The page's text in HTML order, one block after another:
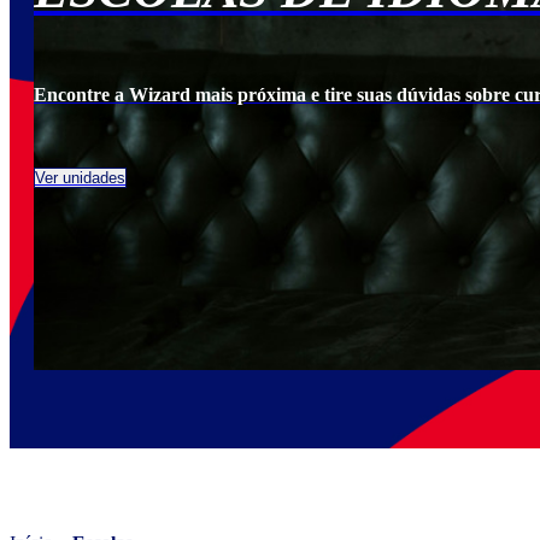
Encontre a Wizard mais próxima e tire suas dúvidas sobre
Ver unidades